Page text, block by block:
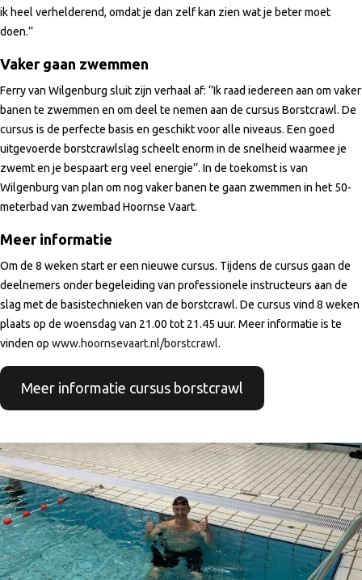
ik heel verhelderend, omdat je dan zelf kan zien wat je beter moet
doen.’’
Vaker gaan zwemmen
Ferry van Wilgenburg sluit zijn verhaal af: ‘’Ik raad iedereen aan om vaker
banen te zwemmen en om deel te nemen aan de cursus Borstcrawl. De
cursus is de perfecte basis en geschikt voor alle niveaus. Een goed
uitgevoerde borstcrawlslag scheelt enorm in de snelheid waarmee je
zwemt en je bespaart erg veel energie’’. In de toekomst is van
Wilgenburg van plan om nog vaker banen te gaan zwemmen in het 50-
meterbad van zwembad Hoornse Vaart.
Meer informatie
Om de 8 weken start er een nieuwe cursus. Tijdens de cursus gaan de
deelnemers onder begeleiding van professionele instructeurs aan de
slag met de basistechnieken van de borstcrawl. De cursus vind 8 weken
plaats op de woensdag van 21.00 tot 21.45 uur. Meer informatie is te
vinden op www.hoornsevaart.nl/borstcrawl.
Meer informatie cursus borstcrawl